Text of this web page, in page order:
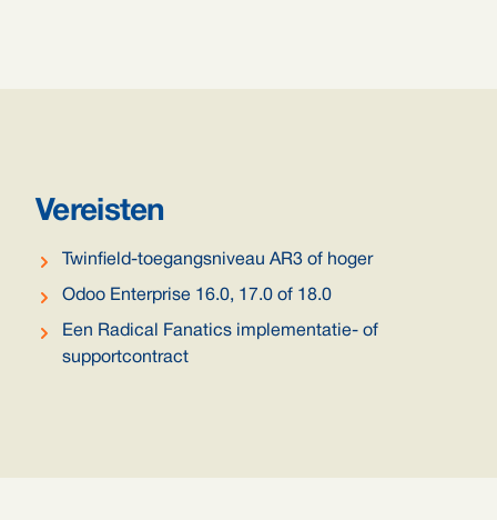
Vereisten
Twinfield-toegangsniveau AR3 of hoger
Odoo Enterprise 16.0, 17.0 of 18.0
Een Radical Fanatics implementatie- of
supportcontract